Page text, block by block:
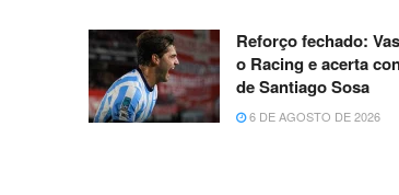
Reforço fechado:
o Racing e acerta
de Santiago Sosa
6 DE AGOSTO DE 2026